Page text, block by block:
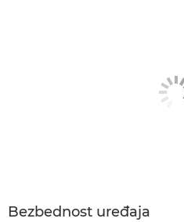
Bezbednost uređaja